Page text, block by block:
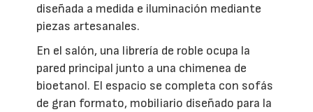
diseñada a medida e iluminación mediante
piezas artesanales.
En el salón, una librería de roble ocupa la
pared principal junto a una chimenea de
bioetanol. El espacio se completa con sofás
de gran formato, mobiliario diseñado para la